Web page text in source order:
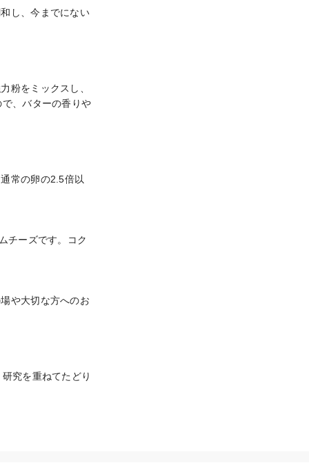
し、今までにない
粉をミックスし、
、バターの香りや
常の卵の2.5倍以
チーズです。コク
や大切な方へのお
究を重ねてたどり